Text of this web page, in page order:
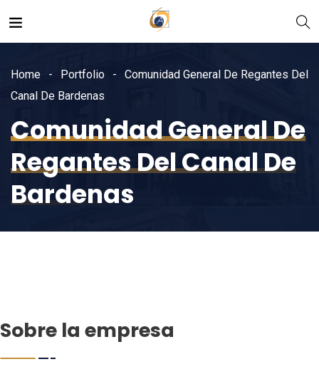
Home Portfolio
Comunidad General De Regantes Del
Canal De Bardenas
Comunidad General De
Regantes Del Canal De
Bardenas
Sobre la empresa